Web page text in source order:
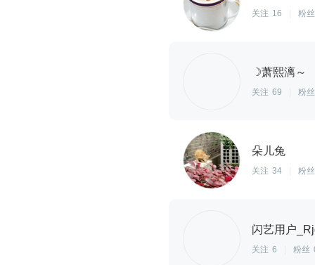
关注 16 粉丝
☽萧熙漓～
关注 69 粉丝
朵儿兔
关注 34 粉丝
闪艺用户
关注 6 粉丝